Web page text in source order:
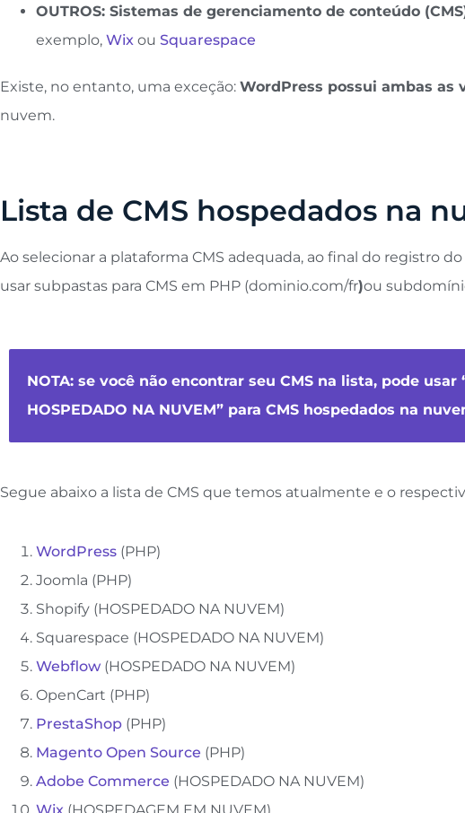
OUTROS: Sistemas de gerenciamento de conteúdo
exemplo, Wix ou Squarespace
Existe, no entanto, uma exceção: WordPress possui ambas as
nuvem.
Lista de CMS hospedados na
Ao selecionar a plataforma CMS adequada, ao final do registro
usar subpastas para CMS em PHP (dominio.com/fr)ou
NOTA: se você não encontrar seu CMS na lista, pode usar
HOSPEDADO NA NUVEM” para CMS hospedados na
Segue abaixo a lista de CMS que temos atualmente e o
WordPress (PHP)
Joomla (PHP)
Shopify (HOSPEDADO NA NUVEM)
Squarespace (HOSPEDADO NA NUVEM)
Webflow (HOSPEDADO NA NUVEM)
OpenCart (PHP)
PrestaShop (PHP)
Magento Open Source (PHP)
Adobe Commerce (HOSPEDADO NA NUVEM)